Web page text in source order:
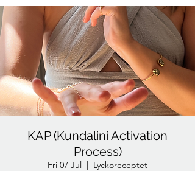
KAP (Kundalini Activation
Process)
Fri 07 Jul
  |
Lyckoreceptet